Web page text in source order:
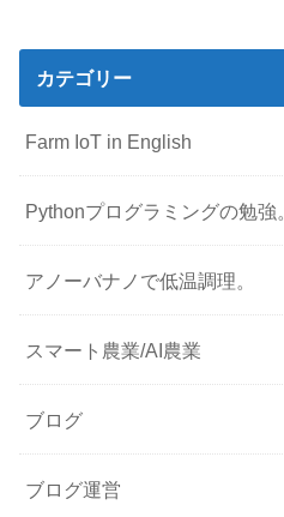
カテゴリー
Farm IoT in English
Pythonプログラミングの勉強
アノーバナノで低温調理。
スマート農業/AI農業
ブログ
ブログ運営